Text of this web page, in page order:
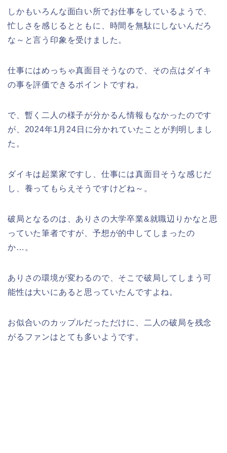
しかもいろんな面白い所でお仕事をしているようで、
忙しさを感じるとともに、時間を無駄にしないんだろ
な～と言う印象を受けました。
仕事にはめっちゃ真面目そうなので、その点はダイキ
の事を評価できるポイントですね。
で、暫く二人の様子が分かるん情報もなかったのです
が、2024年1月24日に分かれていたことが判明しまし
た。
ダイキは起業家ですし、仕事には真面目そうな感じだ
し、養ってもらえそうですけどね～。
破局となるのは、ありさの大学卒業&就職辺りかなと思
っていた筆者ですが、予想が的中してしまったの
か…。
ありさの環境が変わるので、そこで破局してしまう可
能性は大いにあると思っていたんですよね。
お似合いのカップルだっただけに、二人の破局を残念
がるファンはとても多いようです。